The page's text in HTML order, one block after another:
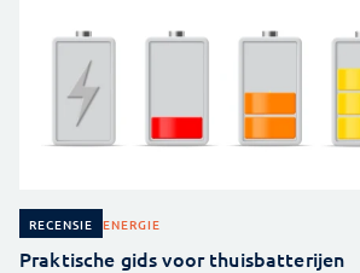
RECENSIE ENERGIE
Praktische gids voor thuisbatterijen